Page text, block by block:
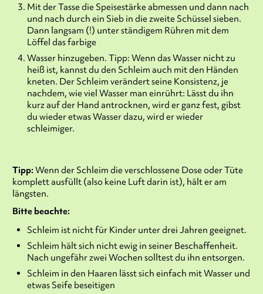
Mit der Tasse die Speisestärke abmessen und dann nach
und nach durch ein Sieb in die zweite Schüssel sieben.
Dann langsam (!) unter ständigem Rühren mit dem
Löffel das farbige
Wasser hinzugeben. Tipp: Wenn das Wasser nicht zu
heiß ist, kannst du den Schleim auch mit den Händen
kneten. Der Schleim verändert seine Konsistenz, je
nachdem, wie viel Wasser man einrührt: Lässt du ihn
kurz auf der Hand antrocknen, wird er ganz fest, gibst
du wieder etwas Wasser dazu, wird er wieder
schleimiger.
Tipp: Wenn der Schleim die verschlossene Dose oder Tüte
komplett ausfüllt (also keine Luft darin ist), hält er am
längsten.
Bitte beachte:
Schleim ist nicht für Kinder unter drei Jahren geeignet.
Schleim hält sich nicht ewig in seiner Beschaffenheit.
Nach ungefähr zwei Wochen solltest du ihn entsorgen.
Schleim in den Haaren lässt sich einfach mit Wasser und
etwas Seife beseitigen